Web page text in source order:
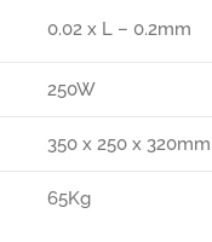
0.02 x L – 0.2mm
250W
350 x 250 x 320mm
65Kg